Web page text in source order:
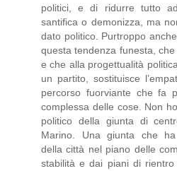
politici, e di ridurre tutto
santifica o demonizza, ma
dato politico. Purtroppo
questa tendenza funesta,
e che alla progettualità
un partito, sostituisce
percorso fuorviante che fa
complessa delle cose. Non
politico della giunta di
Marino. Una giunta che ha
della città nel piano delle
stabilità e dai piani di rientro